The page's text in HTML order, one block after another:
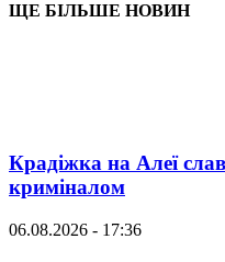
ЩЕ БІЛЬШЕ НОВИН
Крадіжка на Алеї
криміналом
06.08.2026 - 17:36